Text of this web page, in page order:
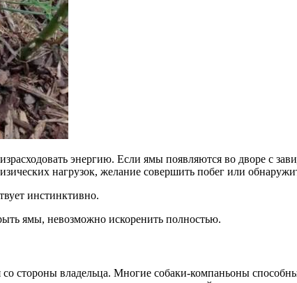
энергию. Если ямы появляются во дворе с
нагрузок, желание совершить побег или
инстинктивно.
ямы, невозможно искоренить полностью.
со стороны владельца. Многие собаки-компаньоны